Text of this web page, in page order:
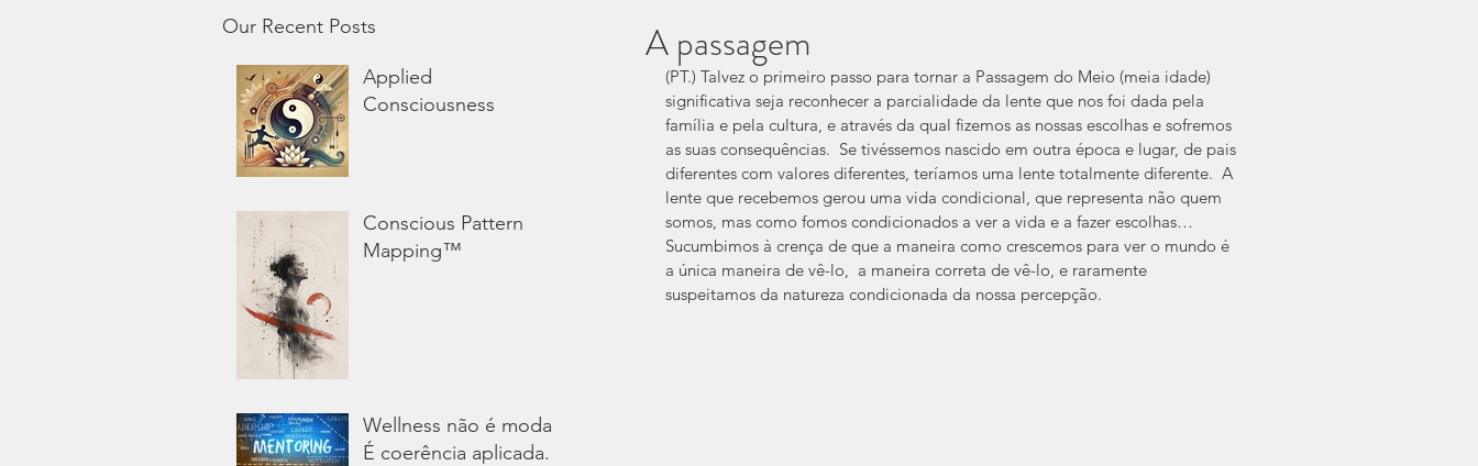
Our Recent Posts
Applied
Consciousness
Conscious Pattern
Mapping™
Wellness não é moda.
É coerência aplicada.
A passagem
(PT.) Talvez o primeiro passo para tornar a Passagem do Meio (meia idade)
significativa seja reconhecer a parcialidade da lente que nos foi dada pela
família e pela cultura, e através da qual fizemos as nossas escolhas e sofremos
as suas consequências.  Se tivéssemos nascido em outra época e lugar, de pais
diferentes com valores diferentes, teríamos uma lente totalmente diferente.  A
lente que recebemos gerou uma vida condicional, que representa não quem
somos, mas como fomos condicionados a ver a vida e a fazer escolhas…
Sucumbimos à crença de que a maneira como crescemos para ver o mundo é
a única maneira de vê-lo,  a maneira correta de vê-lo, e raramente
suspeitamos da natureza condicionada da nossa percepção.